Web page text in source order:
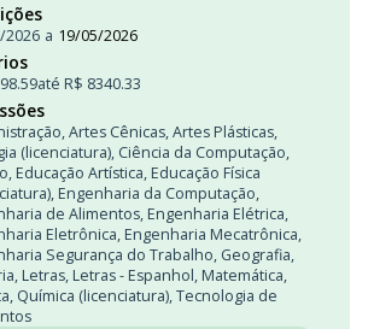
2026 a 19/05/2026
até R$ 8340.33
,Artes Cênicas,Artes Plásticas,
(licenciatura), Ciência da Computação,
, Educação Artística, Educação Física
, Engenharia da Computação,
de Alimentos, Engenharia Elétrica,
Eletrônica, Engenharia Mecatrônica,
Segurança do Trabalho, Geografia,
, Letras, Letras - Espanhol, Matemática,
, Química (licenciatura),Tecnologia de